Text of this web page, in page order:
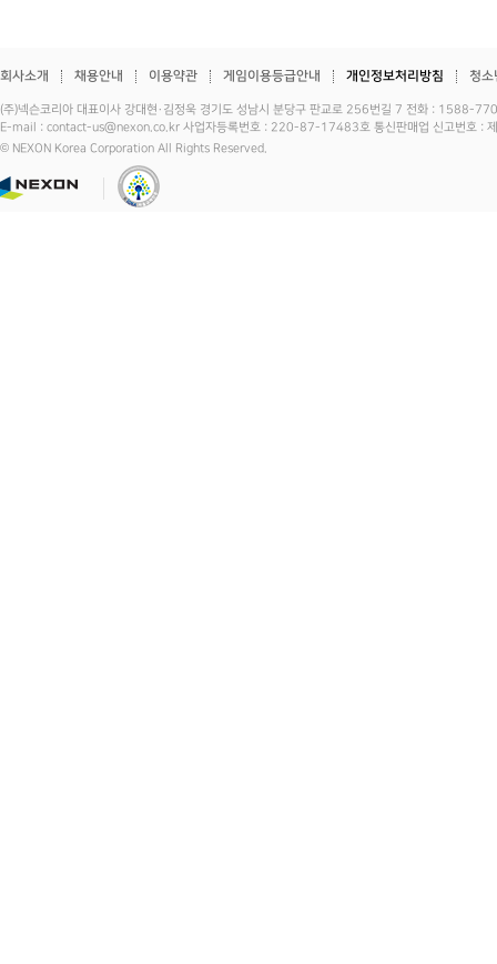
회사소개 채용안내 이용약관 게임이용등급안내 개인정보처리방침 청소
(주)넥슨코리아 대표이사 강대현·김정욱 경기도 성남시 분당구 판교로 256번길 7 전화 :
E-mail : contact-us@nexon.co.kr 사업자등록번호 : 220-87-17483호 통신판매업 신고번호 :
© NEXON Korea Corporation All Rights Reserved.